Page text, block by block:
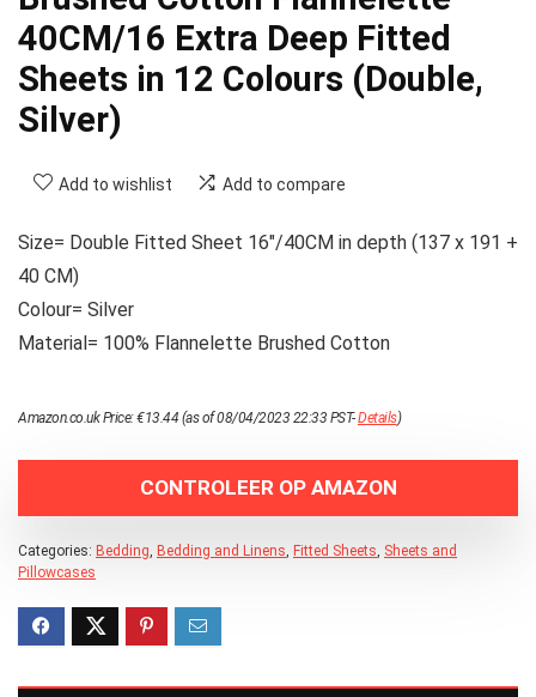
40CM/16 Extra Deep Fitted
Sheets in 12 Colours (Double,
Silver)
Add to wishlist Add to compare
Size= Double Fitted Sheet 16″/40CM in depth (137 x 191 +
40 CM)
Colour= Silver
Material= 100% Flannelette Brushed Cotton
Amazon.co.uk Price:€13.44 (as of 08/04/2023 22:33 PST-Details)
CONTROLEER OP AMAZON
Categories: Bedding Bedding and Linens Fitted Sheets Sheets and
Pillowcases